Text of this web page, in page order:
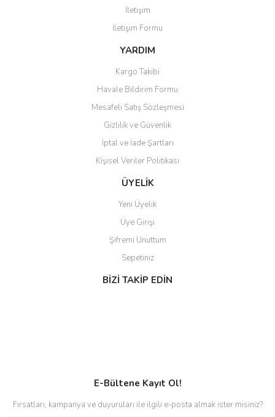
İletişim
İletişim Formu
YARDIM
Kargo Takibi
Havale Bildirim Formu
Mesafeli Satış Sözleşmesi
Gizlilik ve Güvenlik
İptal ve İade Şartları
Kişisel Veriler Politikası
ÜYELİK
Yeni Üyelik
Üye Girişi
Şifremi Unuttum
Sepetiniz
BİZİ TAKİP EDİN
E-Bültene Kayıt Ol!
Fırsatları, kampanya ve duyuruları ile ilgili e-posta almak ister misiniz?